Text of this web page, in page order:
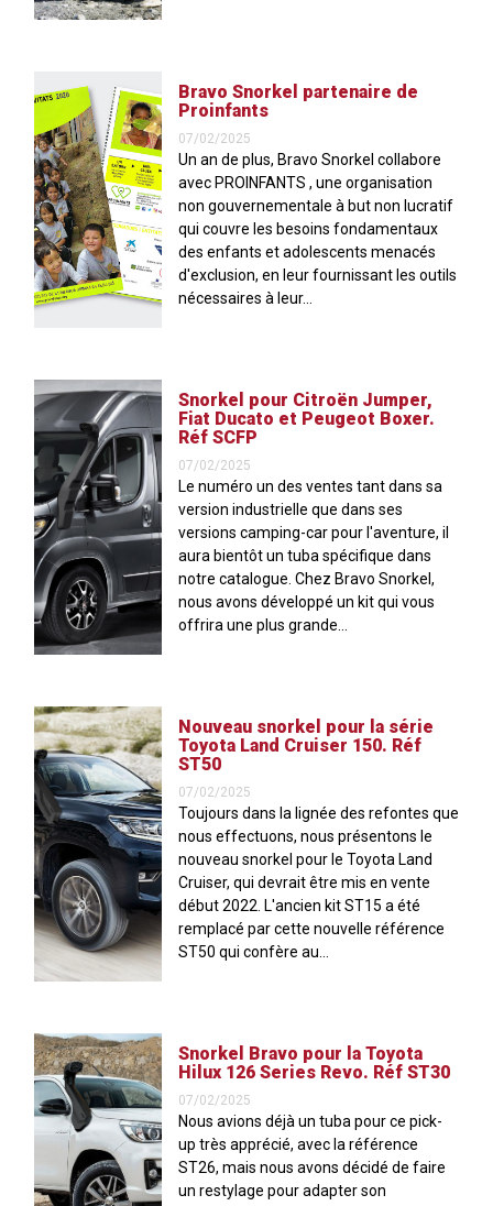
Bravo Snorkel partenaire de
Proinfants
07/02/2025
Un an de plus, Bravo Snorkel collabore
avec PROINFANTS , une organisation
non gouvernementale à but non lucratif
qui couvre les besoins fondamentaux
des enfants et adolescents menacés
d'exclusion, en leur fournissant les outils
nécessaires à leur...
Snorkel pour Citroën Jumper,
Fiat Ducato et Peugeot Boxer.
Réf SCFP
07/02/2025
Le numéro un des ventes tant dans sa
version industrielle que dans ses
versions camping-car pour l'aventure, il
aura bientôt un tuba spécifique dans
notre catalogue. Chez Bravo Snorkel,
nous avons développé un kit qui vous
offrira une plus grande...
Nouveau snorkel pour la série
Toyota Land Cruiser 150. Réf
ST50
07/02/2025
Toujours dans la lignée des refontes que
nous effectuons, nous présentons le
nouveau snorkel pour le Toyota Land
Cruiser, qui devrait être mis en vente
début 2022. L'ancien kit ST15 a été
remplacé par cette nouvelle référence
ST50 qui confère au...
Snorkel Bravo pour la Toyota
Hilux 126 Series Revo. Réf ST30
07/02/2025
Nous avions déjà un tuba pour ce pick-
up très apprécié, avec la référence
ST26, mais nous avons décidé de faire
un restylage pour adapter son